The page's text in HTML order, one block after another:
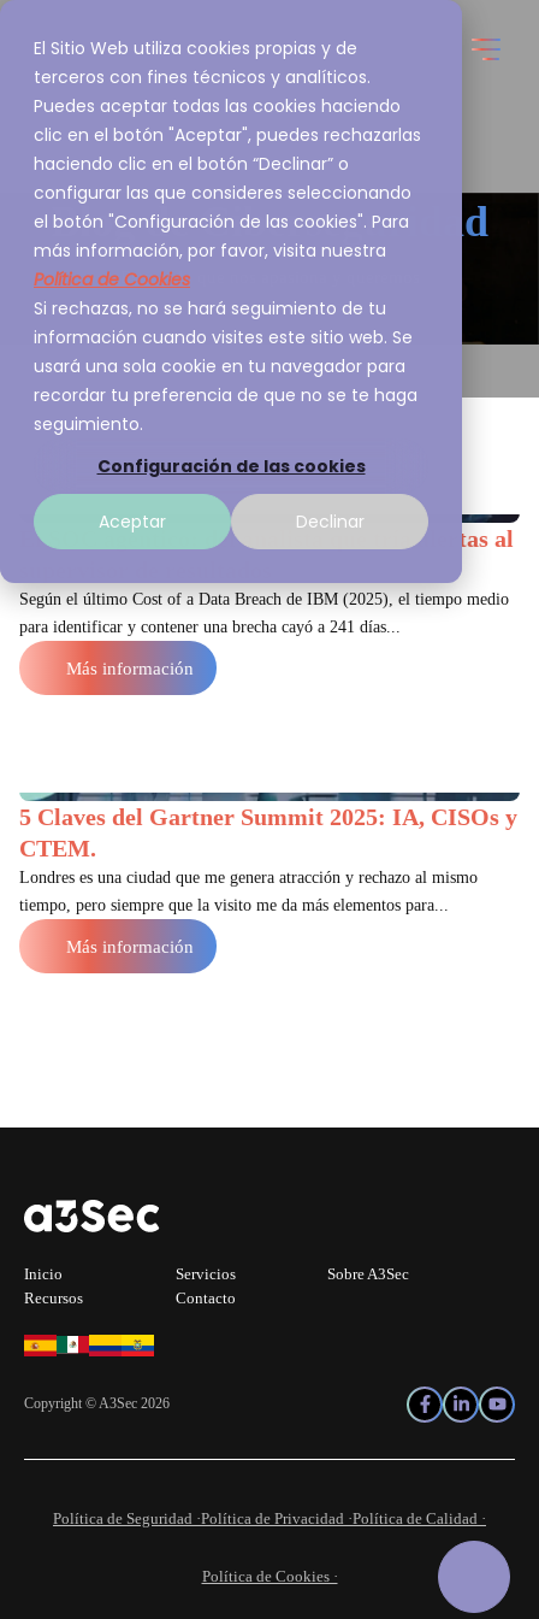
El Sitio Web utiliza cookies propias y de
terceros con fines técnicos y analíticos.
Puedes aceptar todas las cookies haciendo
clic en el botón "Aceptar", puedes rechazarlas
haciendo clic en el botón “Declinar” o
configurar las que consideres seleccionando
el botón "Configuración de las cookies". Para
más información, por favor, visita nuestra
Política de Cookies
Si rechazas, no se hará seguimiento de tu
información cuando visites este sitio web. Se
usará una sola cookie en tu navegador para
recordar tu preferencia de que no se te haga
seguimiento.
Configuración de las cookies
Aceptar Declinar
Blog deCiberseguridad
Esto es lo que nos apasiona y queremos
compartirlo contigo
El SOC agéntico: del analista que tría alertas al
Según el último Cost of a Data Breach de IBM (2025), el tiempo medio
para identificar y contener una brecha cayó a 241 días...
Más información
5 Claves del Gartner Summit 2025: IA, CISOs y
CTEM.
Londres es una ciudad que me genera atracción y rechazo al mismo
tiempo, pero siempre que la visito me da más elementos para...
Más información
Inicio Servicios
Sobre A3Sec
Recursos
Contacto
Copyright © A3Sec 2026
Política de Seguridad ·Política de Privacidad ·Política de Calidad ·
Política de Cookies ·